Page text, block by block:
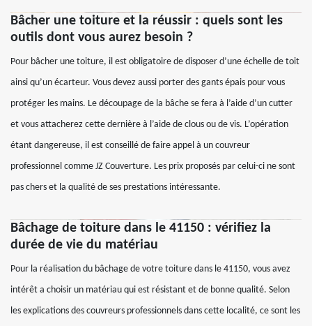
Bâcher une toiture et la réussir : quels sont les
outils dont vous aurez besoin ?
Pour bâcher une toiture, il est obligatoire de disposer d’une échelle de toit
ainsi qu’un écarteur. Vous devez aussi porter des gants épais pour vous
protéger les mains. Le découpage de la bâche se fera à l’aide d’un cutter
et vous attacherez cette dernière à l’aide de clous ou de vis. L’opération
étant dangereuse, il est conseillé de faire appel à un couvreur
professionnel comme JZ Couverture. Les prix proposés par celui-ci ne sont
pas chers et la qualité de ses prestations intéressante.
Bâchage de toiture dans le 41150 : vérifiez la
durée de vie du matériau
Pour la réalisation du bâchage de votre toiture dans le 41150, vous avez
intérêt a choisir un matériau qui est résistant et de bonne qualité. Selon
les explications des couvreurs professionnels dans cette localité, ce sont les